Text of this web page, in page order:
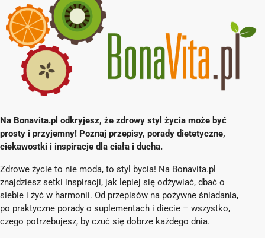
Na Bonavita.pl odkryjesz, że zdrowy styl życia może być
prosty i przyjemny! Poznaj przepisy, porady dietetyczne,
ciekawostki i inspiracje dla ciała i ducha.
Zdrowe życie to nie moda, to styl bycia! Na Bonavita.pl
znajdziesz setki inspiracji, jak lepiej się odżywiać, dbać o
siebie i żyć w harmonii. Od przepisów na pożywne śniadania,
po praktyczne porady o suplementach i diecie – wszystko,
czego potrzebujesz, by czuć się dobrze każdego dnia.